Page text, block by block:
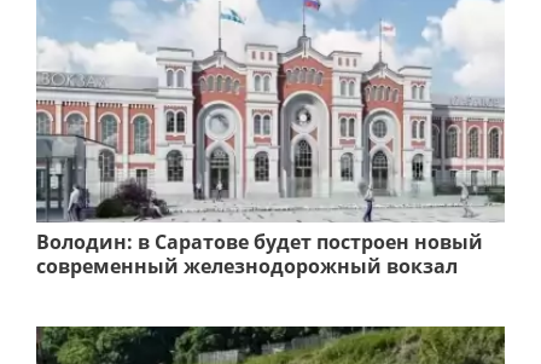
Володин: в Саратове будет построен новый
современный железнодорожный вокзал